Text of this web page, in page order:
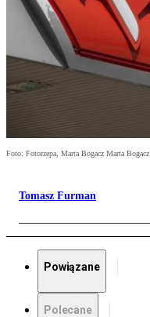
Foto: Fotorzepa, Marta Bogacz Marta Bogacz
Tomasz Furman
Powiązane
Polecane